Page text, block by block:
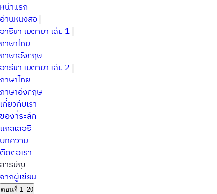
หน้าแรก
อ่านหนังสือ
อารียา เมตายา เล่ม 1
ภาษาไทย
ภาษาอังกฤษ
อารียา เมตายา เล่ม 2
ภาษาไทย
ภาษาอังกฤษ
เกี่ยวกับเรา
ของที่ระลึก
แกลเลอรี
บทความ
ติดต่อเรา
สารบัญ
จากผู้เขียน
ตอนที่ 1–20